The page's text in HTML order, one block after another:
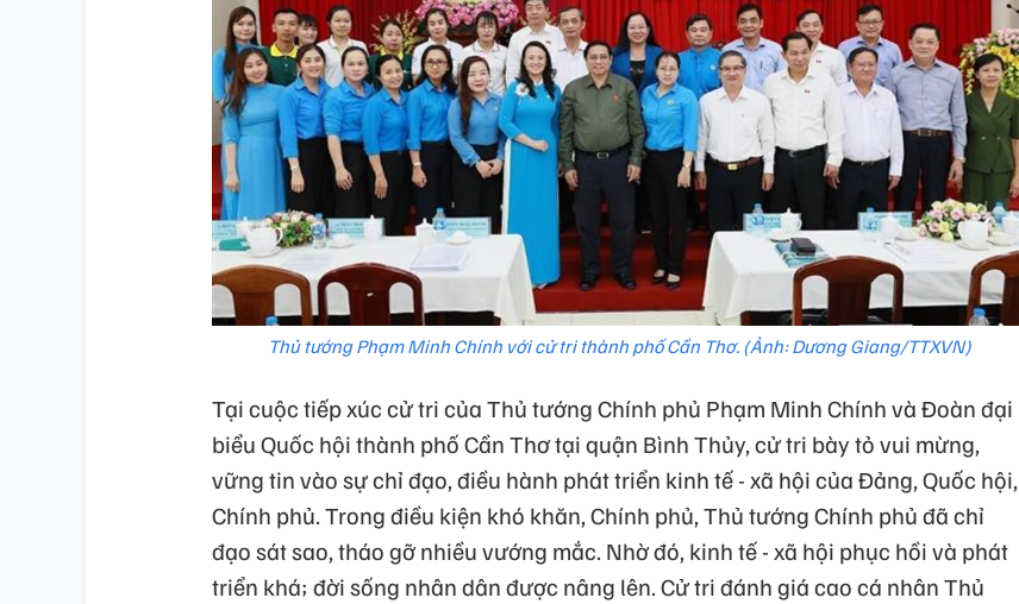
Thủ tướng Phạm Minh Chính với cử tri thành phố Cần Thơ. (Ảnh: Dương Giang/TTXVN)
Tại cuộc tiếp xúc cử tri của Thủ tướng Chính phủ Phạm Minh Chính và Đoàn đại
biểu Quốc hội thành phố Cần Thơ tại quận Bình Thủy, cử tri bày tỏ vui mừng,
vững tin vào sự chỉ đạo, điều hành phát triển kinh tế - xã hội của Đảng, Quốc hội,
Chính phủ. Trong điều kiện khó khăn, Chính phủ, Thủ tướng Chính phủ đã chỉ
đạo sát sao, tháo gỡ nhiều vướng mắc. Nhờ đó, kinh tế - xã hội phục hồi và phát
triển khá; đời sống nhân dân được nâng lên. Cử tri đánh giá cao cá nhân Thủ